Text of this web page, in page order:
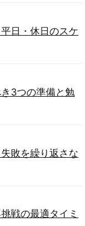
日・休日のスケ
3つの準備と勉
敗を繰り返さな
戦の最適タイミ